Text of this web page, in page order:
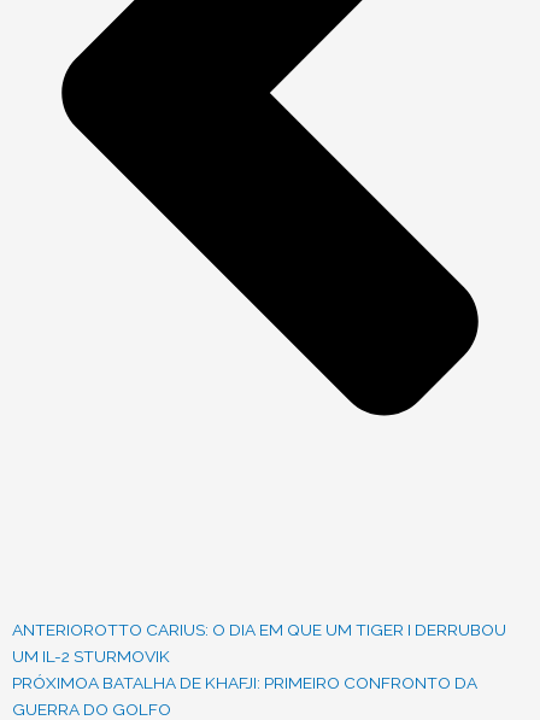
ANTERIOROTTO CARIUS: O DIA EM QUE UM TIGER I DERRUBOU
UM IL-2 STURMOVIK
PRÓXIMOA BATALHA DE KHAFJI: PRIMEIRO CONFRONTO DA
GUERRA DO GOLFO